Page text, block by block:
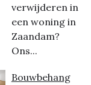
verwijderen in
een woning in
Zaandam?
Ons...
Bouwbehang